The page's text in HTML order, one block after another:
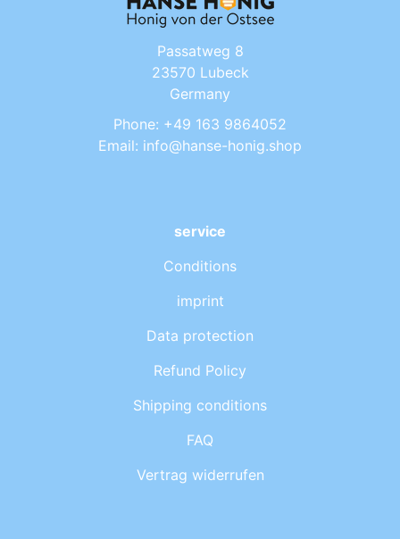
Passatweg 8
23570 Lubeck
Germany
Phone: +49 163 9864052
Email: info@hanse-honig.shop
service
Conditions
imprint
Data protection
Refund Policy
Shipping conditions
FAQ
Vertrag widerrufen